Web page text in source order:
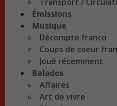
Émissions
Musique
Décompte franco
Coups de coeur
Joué récemment
Balados
Affaires
Art de vivre